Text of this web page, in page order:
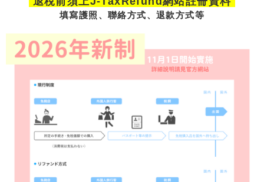
填寫護照、聯絡方式、退款方式等